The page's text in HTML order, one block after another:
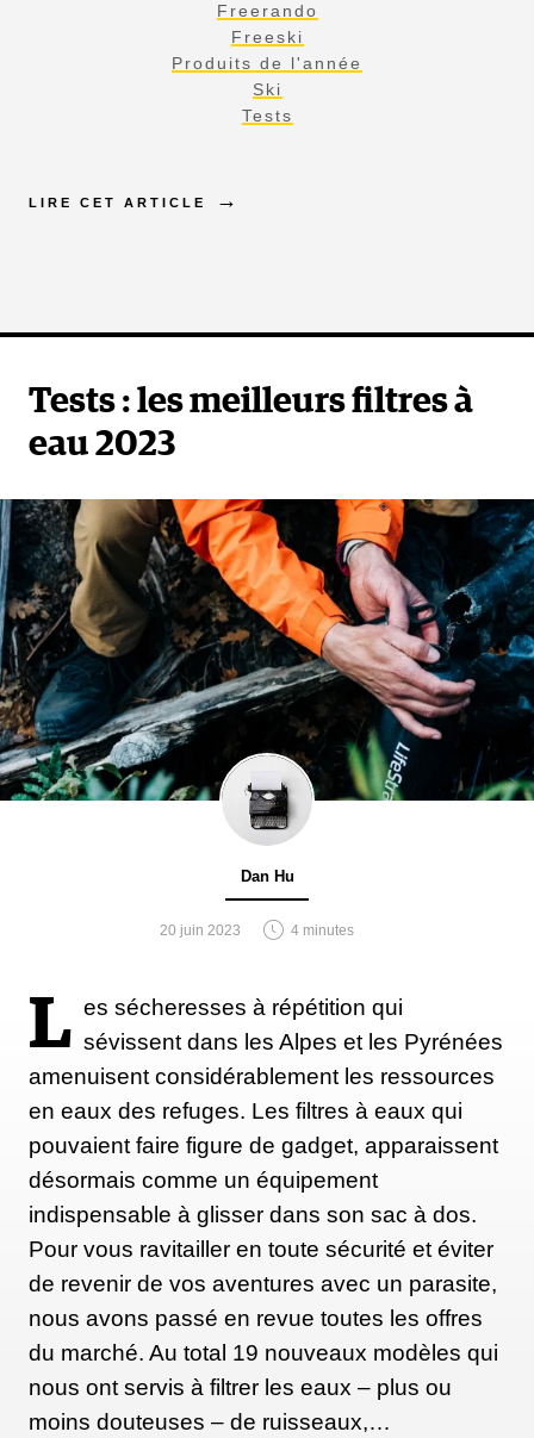
Freerando
Freeski
Produits de l'année
Ski
Tests
LIRE CET ARTICLE
Tests : les meilleurs filtres à
eau 2023
Dan Hu
20 juin 2023 4 minutes
L es sécheresses à répétition qui
sévissent dans les Alpes et les Pyrénées
amenuisent considérablement les ressources
en eaux des refuges. Les filtres à eaux qui
pouvaient faire figure de gadget, apparaissent
désormais comme un équipement
indispensable à glisser dans son sac à dos.
Pour vous ravitailler en toute sécurité et éviter
de revenir de vos aventures avec un parasite,
nous avons passé en revue toutes les offres
du marché. Au total 19 nouveaux modèles qui
nous ont servis à filtrer les eaux – plus ou
moins douteuses – de ruisseaux,…